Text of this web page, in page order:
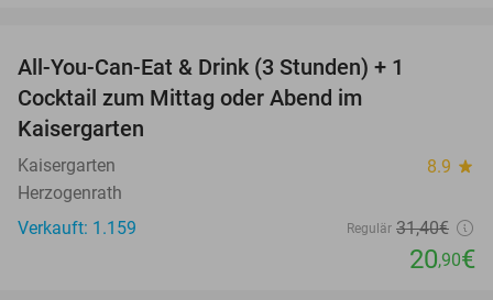
All-You-Can-Eat & Drink (3 Stunden) + 1
Cocktail zum Mittag oder Abend im
Kaisergarten
Kaisergarten 8.9 star
Herzogenrath
Verkauft: 1.159
Regulär 31,40€
20,90€